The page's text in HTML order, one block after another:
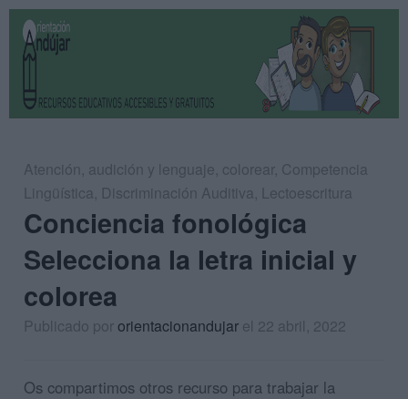
Atención, audición y lenguaje, colorear , Competencia
Lingüística, Discriminación Auditiva, Lectoescritura
Conciencia fonológica
Selecciona la letra inicial y
colorea
Publicado pororientacionandujar el 22 abril, 2022
Os compartimos otros recurso para trabajar la